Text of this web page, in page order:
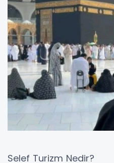
Selef Turizm Nedir?